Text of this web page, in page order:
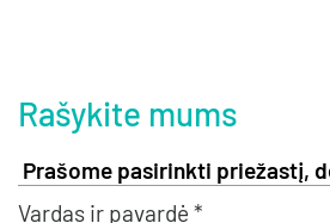
Rašykite mums
Vardas ir pavardė *